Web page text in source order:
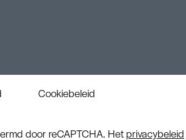
Cookiebeleid
door reCAPTCHA. Het privacybeleid